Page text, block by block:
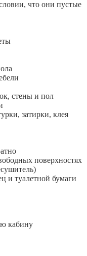
что они пустые
стены и пол
затирки, клея
поверхностях
и туалетной бумаги
кабину